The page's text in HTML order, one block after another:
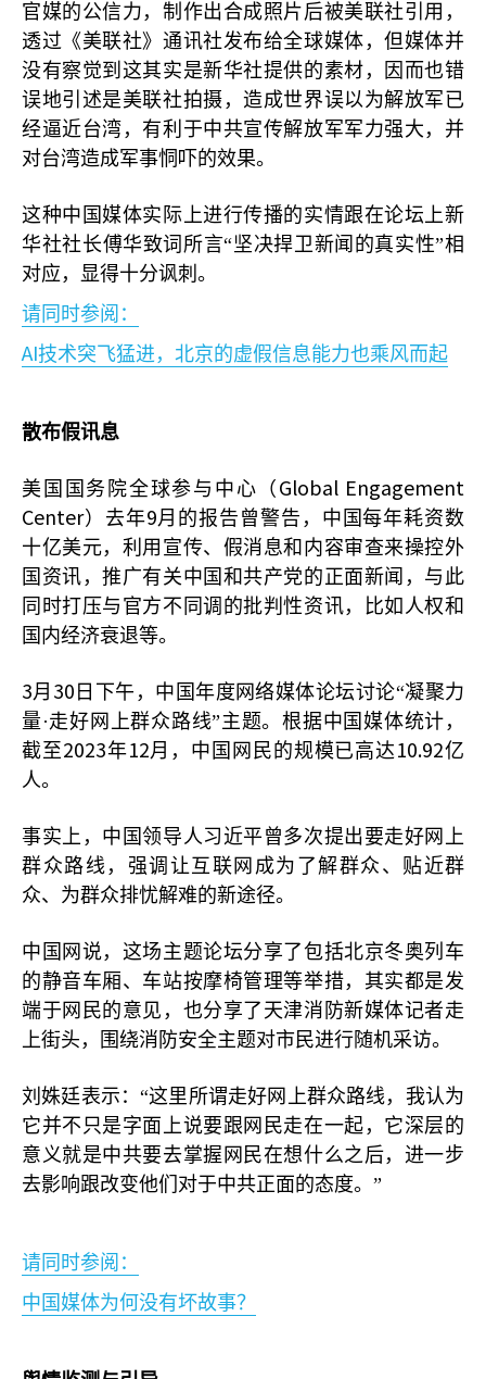
官媒的公信力，制作出合成照片后被美联社引用，
透过《美联社》通讯社发布给全球媒体，但媒体并
没有察觉到这其实是新华社提供的素材，因而也错
误地引述是美联社拍摄，造成世界误以为解放军已
经逼近台湾，有利于中共宣传解放军军力强大，并
对台湾造成军事恫吓的效果。
这种中国媒体实际上进行传播的实情跟在论坛上新
华社社长傅华致词所言“坚决捍卫新闻的真实性”相
对应，显得十分讽刺。
请同时参阅：
AI技术突飞猛进，北京的虚假信息能力也乘风而起
散布假讯息
美国国务院全球参与中心（ Global Engagement
Center）去年9月的报告曾警告，中国每年耗资数
十亿美元，利用宣传、假消息和内容审查来操控外
国资讯，推广有关中国和共产党的正面新闻，与此
同时打压与官方不同调的批判性资讯，比如人权和
国内经济衰退等。
3月 30 日下午，中国年度网络媒体论坛讨论“凝聚力
量·走好网上群众路线”主题。根据中国媒体统计，
截至2023年12月，中国网民的规模已高达10.92亿
人。
事实上，中国领导人习近平曾多次提出要走好网上
群众路线，强调让互联网成为了解群众、贴近群
众、为群众排忧解难的新途径。
中国网说，这场主题论坛分享了包括北京冬奥列车
的静音车厢、车站按摩椅管理等举措，其实都是发
端于网民的意见，也分享了天津消防新媒体记者走
上街头，围绕消防安全主题对市民进行随机采访。
刘姝廷表示：“这里所谓走好网上群众路线，我认为
它并不只是字面上说要跟网民走在一起，它深层的
意义就是中共要去掌握网民在想什么之后，进一步
去影响跟改变他们对于中共正面的态度。”
请同时参阅：
中国媒体为何没有坏故事？